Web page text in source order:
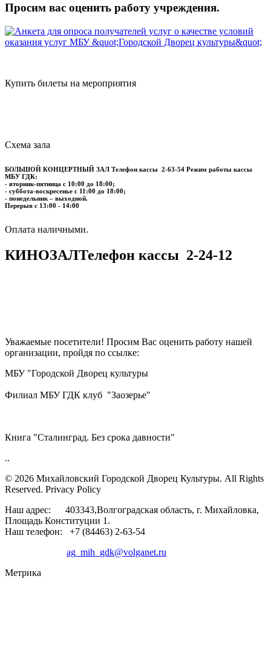
Просим вас оценить работу учреждения.
Купить билеты на мероприятия
Схема зала
БОЛЬШОЙ КОНЦЕРТНЫЙ ЗАЛ Телефон кассы 2-63-54 Режим работы кассы
МБУ ГДК:
- вторник-пятница с 10:00 до 18:00;
- суббота-воскресенье с 11:00 до 18:00;
- понедельник – выходной.
Перерыв с 13:00 - 14:00
​​​​​​​Оплата наличными.
КИНОЗАЛТелефон кассы 2-24-12
Уважаемые посетители! Просим Вас оценить работу нашей
организации, пройдя по ссылке:
МБУ "Городской Дворец культуры
Филиал МБУ ГДК клуб "Заозерье"
Книга "Сталинград. Без срока давности"
..
© 2026 Михайловский Городской Дворец Культуры. All Rights
Reserved. Privacy Policy
Наш адрес: 403343,Волгоградская область, г. Михайловка,
Площадь Конституции 1.
Наш телефон: +7 (84463) 2-63-54
ag_mih_gdk@volganet.ru
Метрика